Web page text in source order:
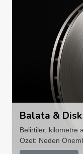
Balata &
Belirtiler, kilometre
Özet: Neden